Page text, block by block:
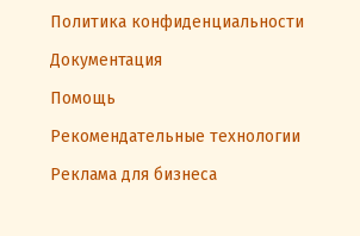
Политика конфиденциальности
Документация
Помощь
Рекомендательные технологии
Реклама для бизнеса